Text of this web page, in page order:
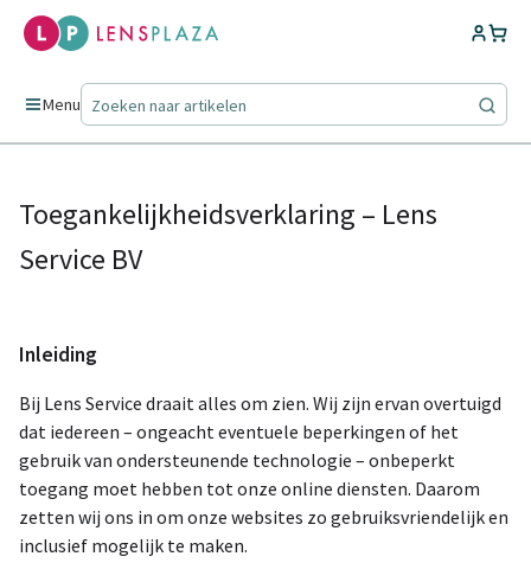
Menu
Toegankelijkheidsverklaring – Lens
Service BV
Inleiding
Bij Lens Service draait alles om zien. Wij zijn ervan overtuigd
dat iedereen – ongeacht eventuele beperkingen of het
gebruik van ondersteunende technologie – onbeperkt
toegang moet hebben tot onze online diensten. Daarom
zetten wij ons in om onze websites zo gebruiksvriendelijk en
inclusief mogelijk te maken.